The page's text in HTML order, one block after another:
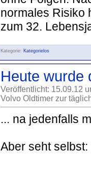
normales Risiko
zum 32.
Kategorie: Kategorielos
Heute wurde
Veröffentlicht: 15.09.12
Volvo Oldtimer zur
... na jedenfalls
Aber seht selbst: